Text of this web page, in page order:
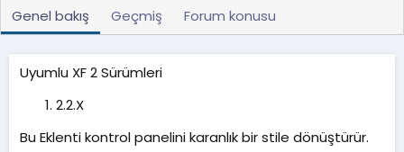
a
r
u
t
Genel bakış Geçmiş Forum konusu
Uyumlu XF 2 Sürümleri
2.2.X
Bu Eklenti kontrol panelini karanlık bir stile dönüştürür.